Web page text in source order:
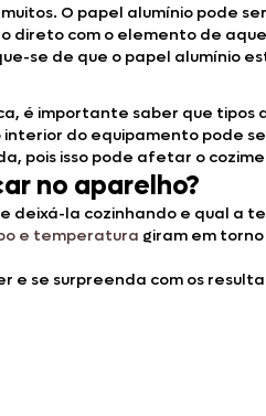
O papel alumínio pode
com o elemento de
se de que o papel alumínio
é importante saber que tipos
do equipamento pode
pois isso pode afetar o
no aparelho?
la cozinhando e qual a
e temperatura giram em torno
e se surpreenda com os